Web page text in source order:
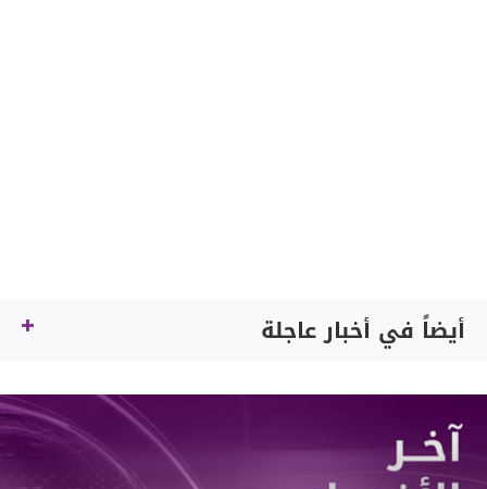
أيضاً في أخبار عاجلة